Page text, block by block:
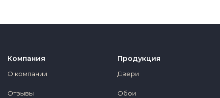
Компания
О компании
Отзывы
Продукция
Двери
Обои